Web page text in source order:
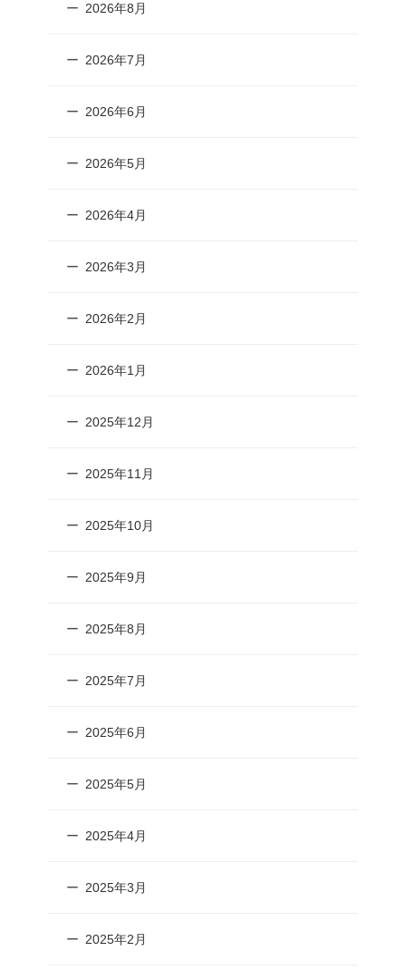
2026年8月
2026年7月
2026年6月
2026年5月
2026年4月
2026年3月
2026年2月
2026年1月
2025年12月
2025年11月
2025年10月
2025年9月
2025年8月
2025年7月
2025年6月
2025年5月
2025年4月
2025年3月
2025年2月